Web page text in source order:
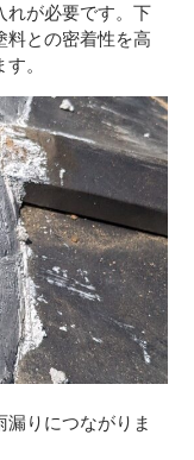
れが必要です。下
料との密着性を高
。
りにつながりま